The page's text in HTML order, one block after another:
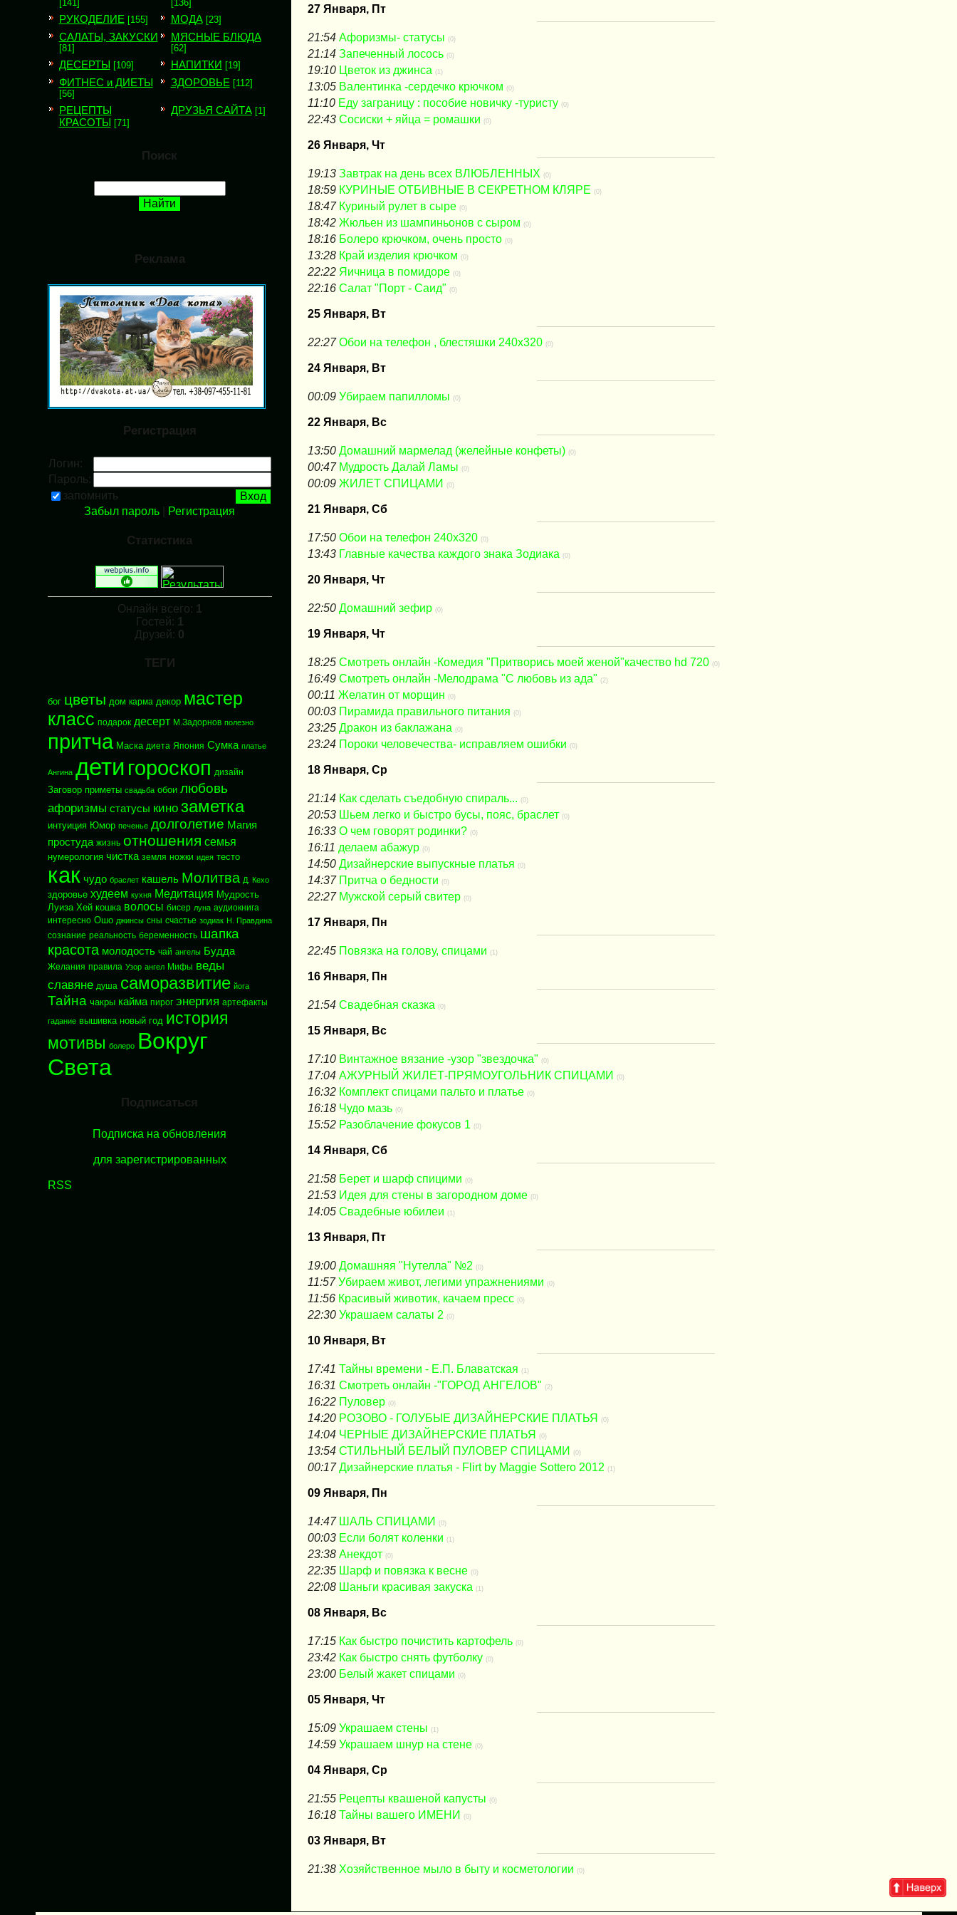
[141] [136]
РУКОДЕЛИЕ [155] МОДА [23]
САЛАТЫ, ЗАКУСКИ
[81]
МЯСНЫЕ БЛЮДА
[62]
ДЕСЕРТЫ [109] НАПИТКИ [19]
ФИТНЕС и ДИЕТЫ
[56]
ЗДОРОВЬЕ [112]
РЕЦЕПТЫ
КРАСОТЫ [71]
ДРУЗЬЯ САЙТА [1]
Поиск
Реклама
Регистрация
Логин:
Пароль:
запомнить
Забыл пароль
Регистрация
Статистика
Онлайн всего: 1
Гостей: 1
Друзей: 0
ТЕГИ
бог цветы дом карма декор мастер
класс подарок десерт М.Задорнов полезно
притча Маска диета Япония Сумка платье
Ангина дети гороскоп дизайн
Заговор приметы свадьба обои любовь
афоризмы статусы кино заметка
интуиция Юмор печенье долголетие Магия
простуда жизнь отношения семья
нумерология чистка земля ножки идея тесто
как чудо браслет кашель Молитва Д. Кехо
здоровье худеем кухня Медитация Мудрость
Луиза Хей кошка волосы бисер луна аудиокнига
интересно Ошо джинсы сны счастье зодиак Н. Правдина
сознание реальность беременность шапка
красота молодость чай ангелы Будда
Желания правила Узор ангел Мифы веды
славяне душа саморазвитие йога
Тайна чакры кайма пирог энергия артефакты
гадание вышивка новый год история
мотивы болеро Вокруг
Света
Подписаться
Подписка на обновления
для зарегистрированных
RSS
27 Января, Пт
21:54 Афоризмы- статусы (0)
21:14 Запеченный лосось (0)
19:10 Цветок из джинса (1)
13:05 Валентинка -сердечко крючком (0)
11:10 Еду заграницу : пособие новичку -туристу (0)
22:43 Сосиски + яйца = ромашки (0)
26 Января, Чт
19:13 Завтрак на день всех ВЛЮБЛЕННЫХ (0)
18:59 КУРИНЫЕ ОТБИВНЫЕ В СЕКРЕТНОМ КЛЯРЕ (0)
18:47 Куриный рулет в сыре (0)
18:42 Жюльен из шампиньонов с сыром (0)
18:16 Болеро крючком, очень просто (0)
13:28 Край изделия крючком (0)
22:22 Яичница в помидоре (0)
22:16 Салат "Порт - Саид" (0)
25 Января, Вт
22:27 Обои на телефон , блестяшки 240х320 (0)
24 Января, Вт
00:09 Убираем папилломы (0)
22 Января, Вс
13:50 Домашний мармелад (желейные конфеты) (0)
00:47 Мудрость Далай Ламы (0)
00:09 ЖИЛЕТ СПИЦАМИ (0)
21 Января, Сб
17:50 Обои на телефон 240х320 (0)
13:43 Главные качества каждого знака Зодиака (0)
20 Января, Чт
22:50 Домашний зефир (0)
19 Января, Чт
18:25 Смотреть онлайн -Комедия "Притворись моей женой"качество hd 720 (0)
16:49 Смотреть онлайн -Мелодрама "С любовь из ада" (2)
00:11 Желатин от морщин (0)
00:03 Пирамида правильного питания (0)
23:25 Дракон из баклажана (0)
23:24 Пороки человечества- исправляем ошибки (0)
18 Января, Ср
21:14 Как сделать съедобную спираль... (0)
20:53 Шьем легко и быстро бусы, пояс, браслет (0)
16:33 О чем говорят родинки? (0)
16:11 делаем абажур (0)
14:50 Дизайнерские выпускные платья (0)
14:37 Притча о бедности (0)
22:27 Мужской серый свитер (0)
17 Января, Пн
22:45 Повязка на голову, спицами (1)
16 Января, Пн
21:54 Свадебная сказка (0)
15 Января, Вс
17:10 Винтажное вязание -узор "звездочка" (0)
17:04 АЖУРНЫЙ ЖИЛЕТ-ПРЯМОУГОЛЬНИК СПИЦАМИ (0)
16:32 Комплект спицами пальто и платье (0)
16:18 Чудо мазь (0)
15:52 Разоблачение фокусов 1 (0)
14 Января, Сб
21:58 Берет и шарф спицими (0)
21:53 Идея для стены в загородном доме (0)
14:05 Свадебные юбилеи (1)
13 Января, Пт
19:00 Домашняя "Нутелла" №2 (0)
11:57 Убираем живот, легими упражнениями (0)
11:56 Красивый животик, качаем пресс (0)
22:30 Украшаем салаты 2 (0)
10 Января, Вт
17:41 Тайны времени - Е.П. Блаватская (1)
16:31 Смотреть онлайн -"ГОРОД АНГЕЛОВ" (2)
16:22 Пуловер (0)
14:20 РОЗОВО - ГОЛУБЫЕ ДИЗАЙНЕРСКИЕ ПЛАТЬЯ (0)
14:04 ЧЕРНЫЕ ДИЗАЙНЕРСКИЕ ПЛАТЬЯ (0)
13:54 СТИЛЬНЫЙ БЕЛЫЙ ПУЛОВЕР СПИЦАМИ (0)
00:17 Дизайнерские платья - Flirt by Maggie Sottero 2012 (1)
09 Января, Пн
14:47 ШАЛЬ СПИЦАМИ (0)
00:03 Если болят коленки (1)
23:38 Анекдот (0)
22:35 Шарф и повязка к весне (0)
22:08 Шаньги красивая закуска (1)
08 Января, Вс
17:15 Как быстро почистить картофель (0)
23:42 Как быстро снять футболку (0)
23:00 Белый жакет спицами (0)
05 Января, Чт
15:09 Украшаем стены (1)
14:59 Украшаем шнур на стене (0)
04 Января, Ср
21:55 Рецепты квашеной капусты (0)
16:18 Тайны вашего ИМЕНИ (0)
03 Января, Вт
21:38 Хозяйственное мыло в быту и косметологии (0)